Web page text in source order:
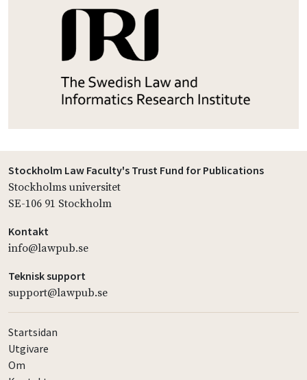
Stockholm Law Faculty's Trust Fund for Publications
Stockholms universitet
SE-106 91 Stockholm
Kontakt
info@lawpub.se
Teknisk support
support@lawpub.se
Startsidan
Utgivare
Om